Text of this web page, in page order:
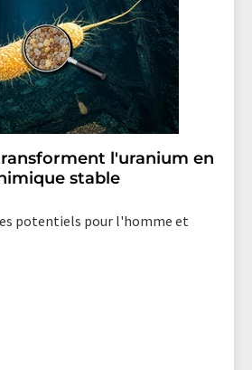
l'uranium en
stable
potentiels pour l'homme et